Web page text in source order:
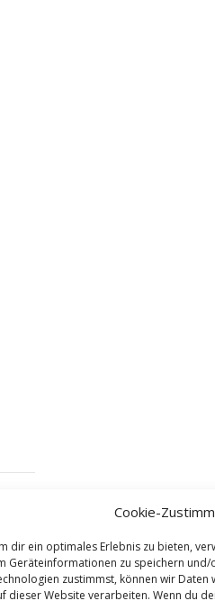
Cookie-
dir ein optimales Erlebnis zu bieten,
Geräteinformationen zu speichern
zustimmst, können wir
dieser Website verarbeiten. Wenn du